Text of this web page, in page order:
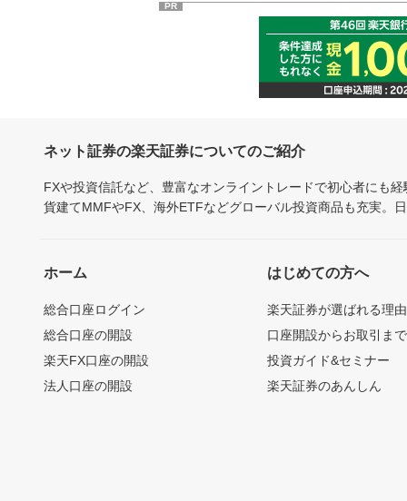
PR
ネット証券の楽天証券についてのご紹介
FXや投資信託など、豊富なオンライントレードで初心者にも
貨建てMMFやFX、海外ETFなどグローバル投資商品も充実。
ホーム
総合口座ログイン
総合口座の開設
楽天FX口座の開設
法人口座の開設
はじめての方へ
楽天証券が選ばれる理由
口座開設からお取引ま
投資ガイド&セミナー
楽天証券のあんしん